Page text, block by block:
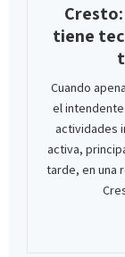
tiene
Cuando
el
actividades
activa,
tarde, en una